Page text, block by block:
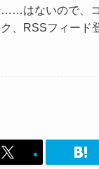
……はないので、
、RSSフィード